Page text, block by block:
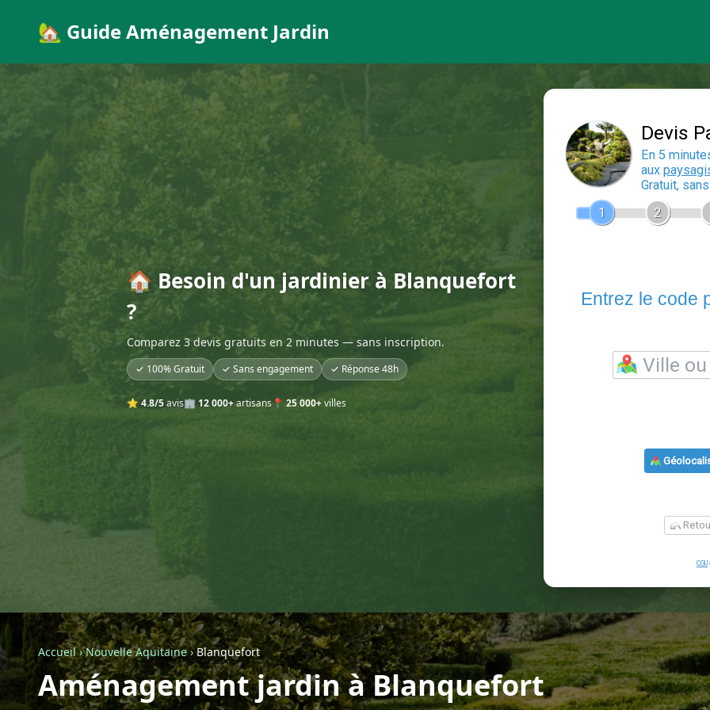
🏡 Guide Aménagement Jardin
🏠 Besoin d'un jardinier à Blanquefort
?
Comparez 3 devis gratuits en 2 minutes — sans inscription.
✓ 100% Gratuit ✓ Sans engagement ✓ Réponse 48h
⭐ 4.8/5avis🏢 12 000+artisans 📍 25 000+villes
Accueil›Nouvelle Aquitaine›Blanquefort
Aménagement jardin à Blanquefort